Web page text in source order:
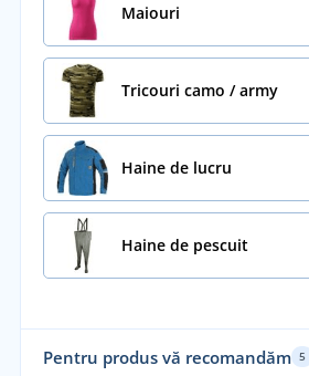
Maiouri
Tricouri camo / army
Haine de lucru
Haine de pescuit
Pentru produs vă recomandăm 5